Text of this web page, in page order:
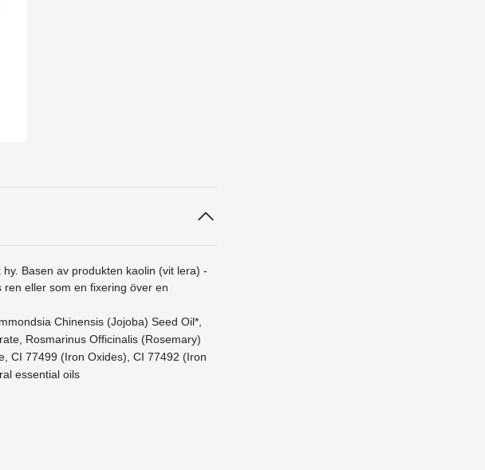
Basen av produkten kaolin (vit lera) -
eller som en fixering över en
Chinensis (Jojoba) Seed Oil*,
Rosmarinus Officinalis (Rosemary)
CI 77499 (Iron Oxides), CI 77492 (Iron
essential oils